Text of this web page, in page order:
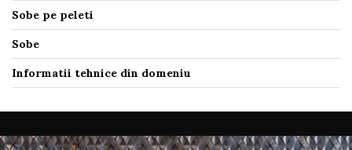
Sobe pe peleti
Sobe
Informatii tehnice din domeniu